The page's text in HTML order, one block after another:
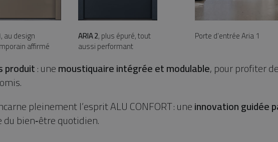
, au design
affirmé
ARIA 2, plus épuré, tout
aussi performant
Porte d’entrée Aria 1
produit: unemoustiquaire intégrée et modulable, pour profiter
pleinement l’esprit ALU CONFORT : uneinnovation guidée
du bien‑être quotidien.